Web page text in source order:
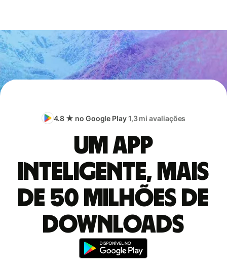
4.8 ★ no Google Play1,3 mi avaliações
Um app
inteligente, mais
de 50 milhões de
downloads